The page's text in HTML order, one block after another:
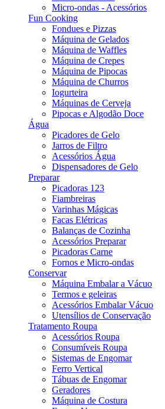
Micro-ondas - Acessórios
Fun Cooking
Fondues e Pizzas
Máquina de Gelados
Máquina de Waffles
Máquina de Crepes
Máquina de Pipocas
Máquina de Churros
Iogurteira
Máquinas de Cerveja
Pipocas e Algodão Doce
Água
Picadores de Gelo
Jarros de Filtro
Acessórios Água
Dispensadores de Gelo
Preparar
Picadoras 123
Fiambreiras
Varinhas Mágicas
Facas Elétricas
Balanças de Cozinha
Acessórios Preparar
Picadoras Carne
Fornos e Micro-ondas
Conservar
Máquina Embalar a Vácuo
Termos e geleiras
Acessórios Embalar Vácuo
Utensílios de Conservação
Tratamento Roupa
Acessórios Roupa
Consumíveis Roupa
Sistemas de Engomar
Ferro Vertical
Tábuas de Engomar
Geradores
Máquina de Costura